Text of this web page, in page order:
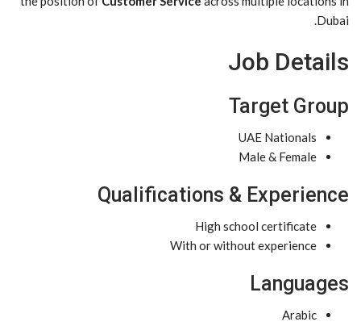
Dubai.
Job Details
Target Group
UAE Nationals
Male & Female
Qualifications & Experience
High school certificate
With or without experience
Languages
Arabic